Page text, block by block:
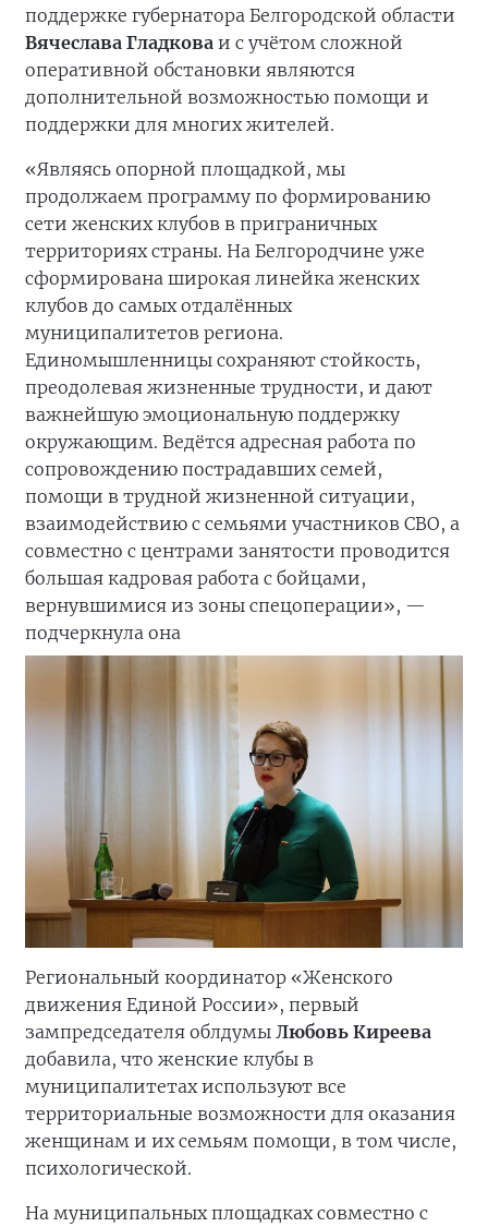
поддержке губернатора Белгородской области
Вячеслава Гладкова и с учётом сложной
оперативной обстановки являются
дополнительной возможностью помощи и
поддержки для многих жителей.
«Являясь опорной площадкой, мы
продолжаем программу по формированию
сети женских клубов в приграничных
территориях страны. На Белгородчине уже
сформирована широкая линейка женских
клубов до самых отдалённых
муниципалитетов региона.
Единомышленницы сохраняют стойкость,
преодолевая жизненные трудности, и дают
важнейшую эмоциональную поддержку
окружающим. Ведётся адресная работа по
сопровождению пострадавших семей,
помощи в трудной жизненной ситуации,
взаимодействию с семьями участников СВО, а
совместно с центрами занятости проводится
большая кадровая работа с бойцами,
вернувшимися из зоны спецоперации», —
подчеркнула она
Региональный координатор «Женского
движения Единой России», первый
зампредседателя облдумы Любовь Киреева
добавила, что женские клубы в
муниципалитетах используют все
территориальные возможности для оказания
женщинам и их семьям помощи, в том числе,
психологической.
На муниципальных площадках совместно с